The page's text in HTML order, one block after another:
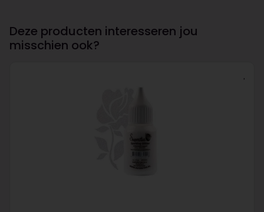
Deze producten interesseren jou
misschien ook?